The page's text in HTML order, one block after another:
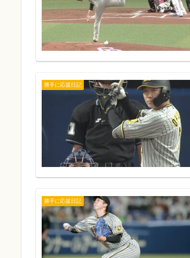
勝手に応援日記
勝手に応援日記